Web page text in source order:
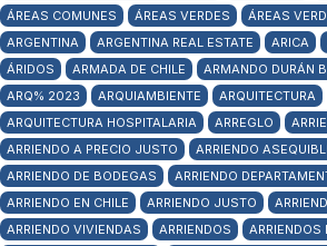
ÁREAS COMUNES
ÁREAS VERDES
ÁREAS
ARGENTINA
ARGENTINA REAL ESTATE ARICA
ÁRIDOS
ARMADA DE CHILE ARMANDO DURÁN
ARQ% 2023
ARQUIAMBIENTE
ARQUITECTURA
ARQUITECTURA HOSPITALARIA
ARREGLO
ARRIENDO A PRECIO JUSTO
ARRIENDO
ARRIENDO DE BODEGAS
ARRIENDO
ARRIENDO EN CHILE
ARRIENDO JUSTO
ARRIENDO VIVIENDAS
ARRIENDOS
ARRIENDOS